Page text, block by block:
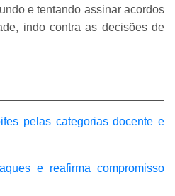
e tentando assinar acordos
indo contra as decisões de
pelas categorias docente e
e reafirma compromisso